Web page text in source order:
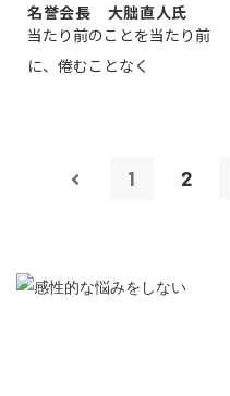
名誉会長 大朏直人氏
当たり前のことを当たり前
に、倦むことなく
1 2